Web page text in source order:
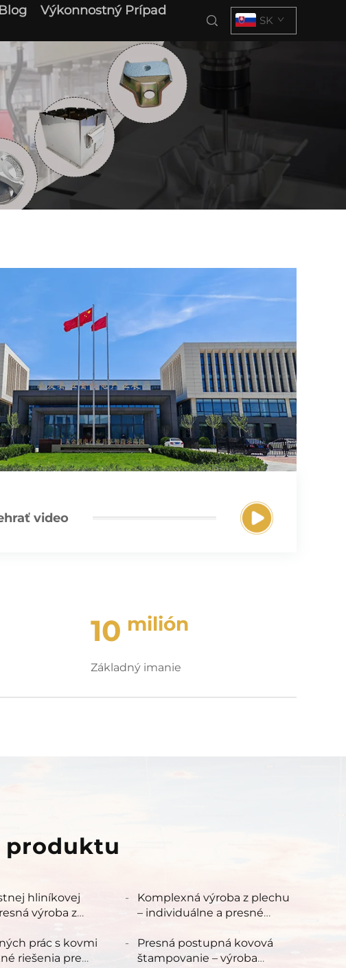
Blog
Výkonnostný Prípad
SK
video
10 milión
Základný imanie
produktu
hliníkovej
výroba z
Komplexná výroba z plechu
– individuálne a presné
prác s kovmi
riešenia pre
Presná postupná kovová
štampovanie – výroba